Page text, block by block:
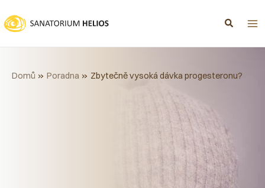
na
obsah
Domů Poradna Zbytečně vysoká dávka progesteronu?